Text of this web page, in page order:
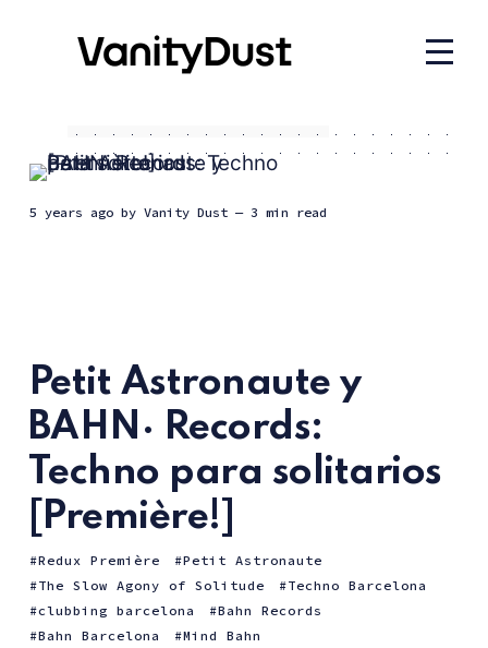
5 years agoby Vanity Dust — 3 min read
Petit Astronaute y
BAHN· Records:
Techno para solitarios
[Première!]
Redux Première
Petit Astronaute
The Slow Agony of Solitude
Techno Barcelona
clubbing barcelona
Bahn Records
Bahn Barcelona
Mind Bahn